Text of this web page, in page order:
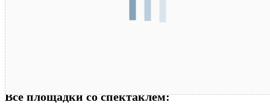
Все площадки со спектаклем: